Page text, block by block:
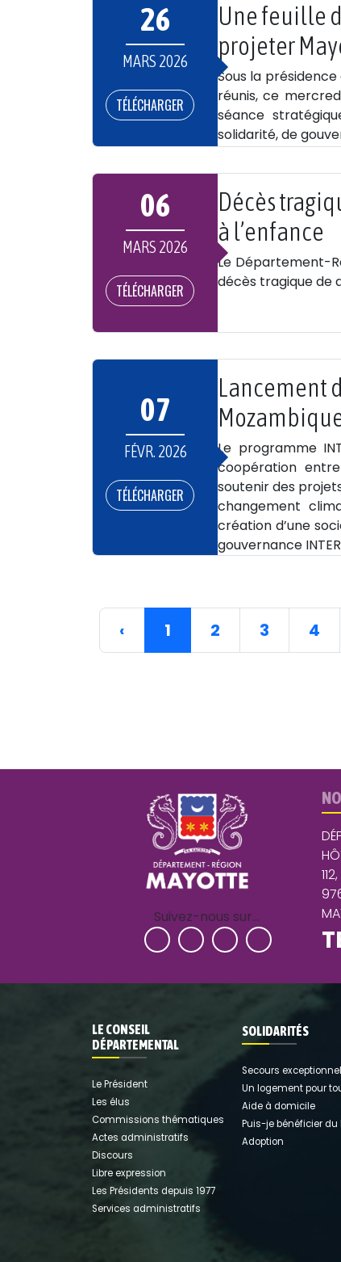
26
MARS 2026
TÉLÉCHARGER
Une feuille
projeter
Sous la présidence
réunis, ce
séance
solidarité, de
06
MARS 2026
TÉLÉCHARGER
Décès
à l’enfance
Le Département-
décès tragique de
07
FÉVR. 2026
TÉLÉCHARGER
Lancement
Le programme
coopération
soutenir des
changement
création d’une
gouvernance
‹ 1 2 3 4
Suivez-nous sur…
LE CONSEIL
DÉPARTEMENTAL
Le Président
Les élus
Commissions thématiques
Actes administratifs
Discours
Libre expression
Les Présidents depuis 1977
Services administratifs
SOLIDARITÉS
Secours exceptionnel
Un logement pour
Aide à domicile
Puis-je bénéficier du
Adoption